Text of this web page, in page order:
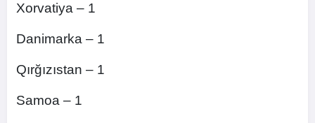
Xorvatiya – 1
Danimarka – 1
Qırğızıstan – 1
Samoa – 1